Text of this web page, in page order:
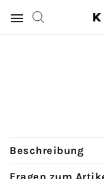
Hauptmenü
Beschreibung
Fragen zum